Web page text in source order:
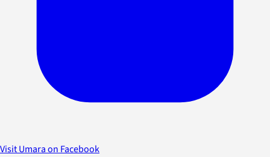
Visit Umara on Facebook